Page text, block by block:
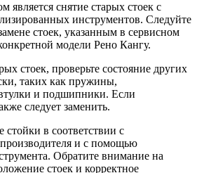
снятие старых стоек с
инструментов. Следуйте
стоек, указанным в сервисном
модели Рено Кангу.
стоек, проверьте состояние других
таких как пружины,
и подшипники. Если
следует заменить.
стойки в соответствии с
и с помощью
Обратите внимание на
стоек и корректное